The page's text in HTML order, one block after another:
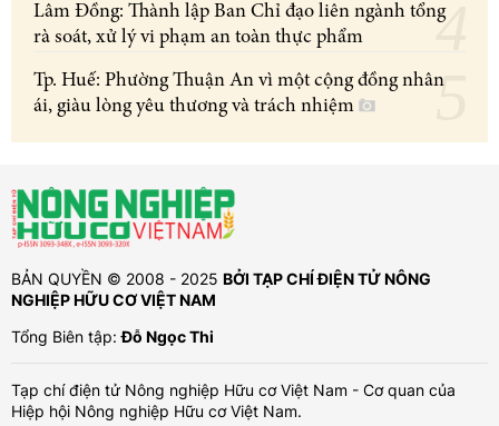
Lâm Đồng: Thành lập Ban Chỉ đạo liên ngành tổng
rà soát, xử lý vi phạm an toàn thực phẩm
Tp. Huế: Phường Thuận An vì một cộng đồng nhân
ái, giàu lòng yêu thương và trách nhiệm
BẢN QUYỀN © 2008 - 2025 BỞI TẠP CHÍ ĐIỆN TỬ NÔNG
NGHIỆP HỮU CƠ VIỆT NAM
Tổng Biên tập:Đỗ Ngọc Thi
Tạp chí điện tử Nông nghiệp Hữu cơ Việt Nam - Cơ quan của
Hiệp hội Nông nghiệp Hữu cơ Việt Nam.